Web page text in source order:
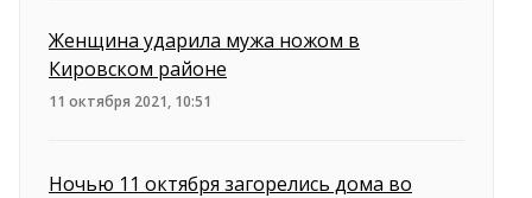
Женщина ударила мужа ножом в
Кировском районе
11 октября 2021, 10:51
Ночью 11 октября загорелись дома во